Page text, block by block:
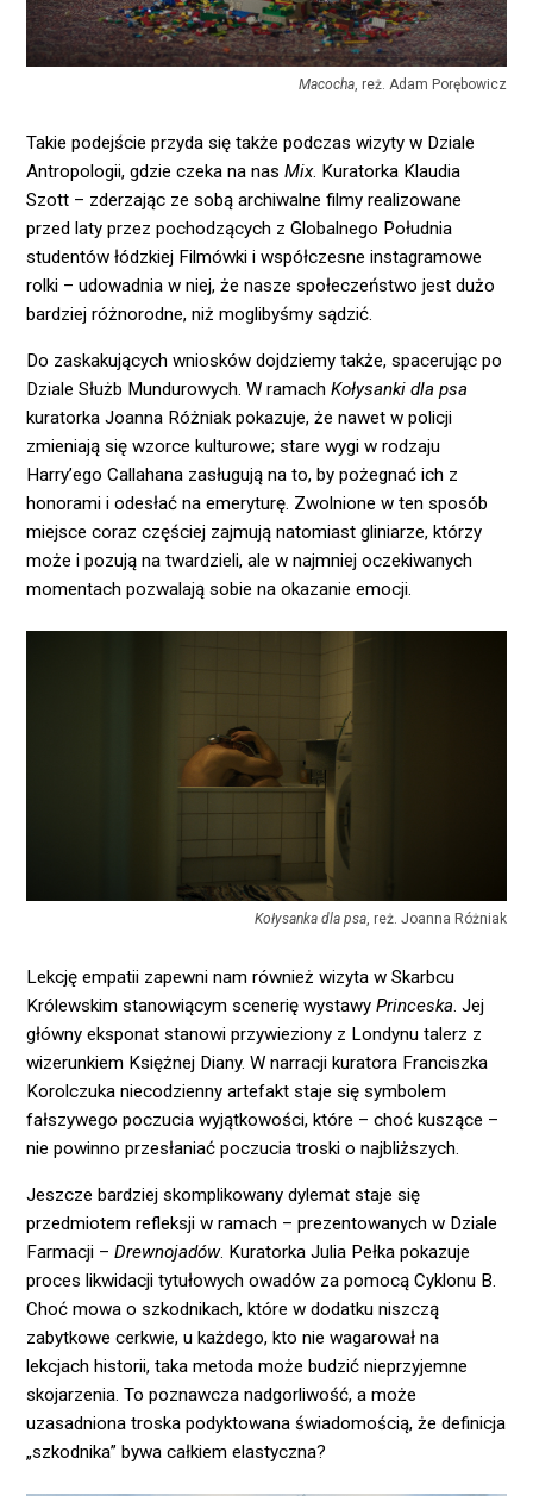
Macocha, reż. Adam Porębowicz
Takie podejście przyda się także podczas wizyty w Dziale
Antropologii, gdzie czeka na nasMix. Kuratorka Klaudia
Szott – zderzając ze sobą archiwalne filmy realizowane
przed laty przez pochodzących z Globalnego Południa
studentów łódzkiej Filmówki i współczesne instagramowe
rolki – udowadnia w niej, że nasze społeczeństwo jest dużo
bardziej różnorodne, niż moglibyśmy sądzić.
Do zaskakujących wniosków dojdziemy także, spacerując po
Dziale Służb Mundurowych. W ramachKołysanki dla psa
kuratorka Joanna Różniak pokazuje, że nawet w policji
zmieniają się wzorce kulturowe; stare wygi w rodzaju
Harry’ego Callahana zasługują na to, by pożegnać ich z
honorami i odesłać na emeryturę. Zwolnione w ten sposób
miejsce coraz częściej zajmują natomiast gliniarze, którzy
może i pozują na twardzieli, ale w najmniej oczekiwanych
momentach pozwalają sobie na okazanie emocji.
Kołysanka dla psa, reż. Joanna Różniak
Lekcję empatii zapewni nam również wizyta w Skarbcu
Królewskim stanowiącym scenerię wystawyPrinceska. Jej
główny eksponat stanowi przywieziony z Londynu talerz z
wizerunkiem Księżnej Diany. W narracji kuratora Franciszka
Korolczuka niecodzienny artefakt staje się symbolem
fałszywego poczucia wyjątkowości, które – choć kuszące –
nie powinno przesłaniać poczucia troski o najbliższych.
Jeszcze bardziej skomplikowany dylemat staje się
przedmiotem refleksji w ramach – prezentowanych w Dziale
Farmacji –Drewnojadów. Kuratorka Julia Pełka pokazuje
proces likwidacji tytułowych owadów za pomocą Cyklonu B.
Choć mowa o szkodnikach, które w dodatku niszczą
zabytkowe cerkwie, u każdego, kto nie wagarował na
lekcjach historii, taka metoda może budzić nieprzyjemne
skojarzenia. To poznawcza nadgorliwość, a może
uzasadniona troska podyktowana świadomością, że definicja
„szkodnika” bywa całkiem elastyczna?